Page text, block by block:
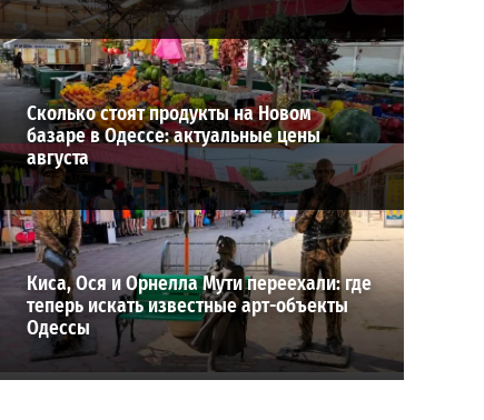
Сколько стоят продукты на Новом
базаре в Одессе: актуальные цены
августа
Киса, Ося и Орнелла Мути переехали: где
теперь искать известные арт-объекты
Одессы